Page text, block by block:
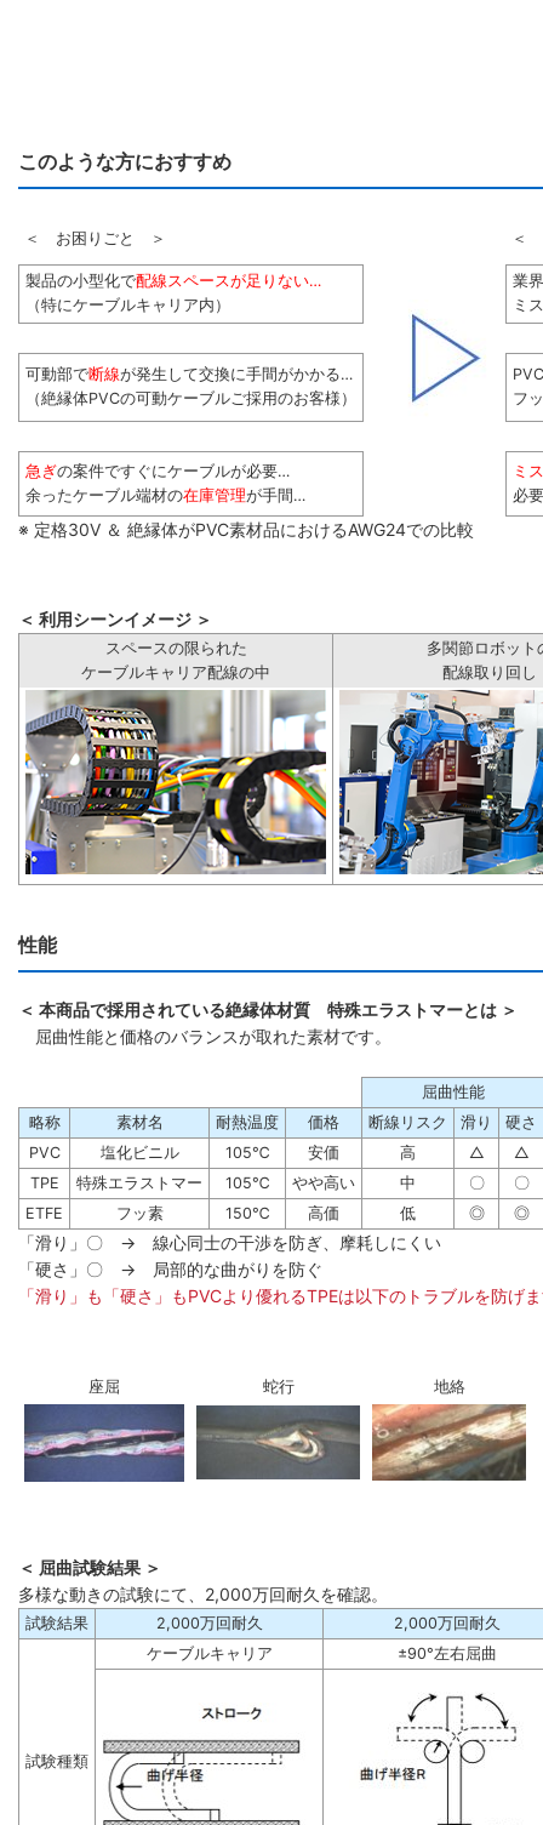
このような方におすすめ
＜ お困りごと ＞ ＜
製品の小型化で配線スペースが足りない…
（特にケーブルキャリア内）
業
ミ
可動部で断線が発生して交換に手間がかかる…
（絶縁体PVCの可動ケーブルご採用のお客様）
フ
急ぎの案件ですぐにケーブルが必要…
余ったケーブル端材の在庫管理が手間…
ミ
必
※ 定格30V ＆ 絶縁体がPVC素材品におけるAWG24での比較
＜ 利用シーンイメージ ＞
スペースの限られた
ケーブルキャリア配線の中
多関節ロボット
配線取り回し
性能
＜ 本商品で採用されている絶縁体材質 特殊エラストマーとは ＞
屈曲性能と価格のバランスが取れた素材です。
屈曲性能
略称
素材名 耐熱温度 価格 断線リスク 滑り
硬さ
PVC
塩化ビニル 105℃ 安価 高 △
△
TPE
特殊エラストマー 105℃ やや高い 中 〇
〇
ETFE
フッ素 150℃ 高価 低 ◎ ◎
「滑り」〇 → 線心同士の干渉を防ぎ、摩耗しにくい
「硬さ」〇 → 局部的な曲がりを防ぐ
「滑り」も「硬さ」もPVCより優れるTPEは以下のトラブルを防げ
座屈 蛇行 地絡
＜ 屈曲試験結果 ＞
多様な動きの試験にて、2,000万回耐久を確認。
試験結果 2,000万回耐久 2,000万回耐久
試験種類
ケーブルキャリア ±90°左右屈曲